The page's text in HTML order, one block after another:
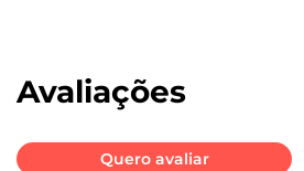
Android 12
6 GB + RAM Boost
Avaliações
Quero avaliar